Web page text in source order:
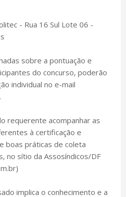
- Rua 16 Sul Lote 06 -
sobre a pontuação e
do concurso, poderão
individual no e-mail
requerente acompanhar as
à certificação e
boas práticas de coleta
no sítio da Assosíndicos/DF
implica o conhecimento e a